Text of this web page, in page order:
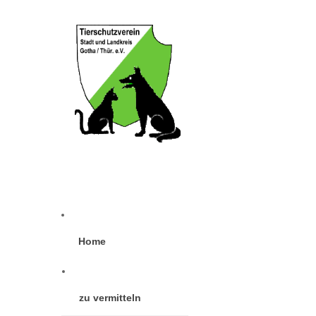
Home
zu vermitteln